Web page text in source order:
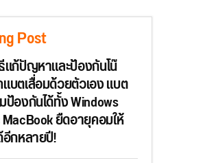
Post
แก้ปัญหาและป้องกันโน๊
บตเสื่อมด้วยตัวเอง แบต
ป้องกันได้ทั้ง Windows
ยืดอายุคอมให้
อีกหลายปี!